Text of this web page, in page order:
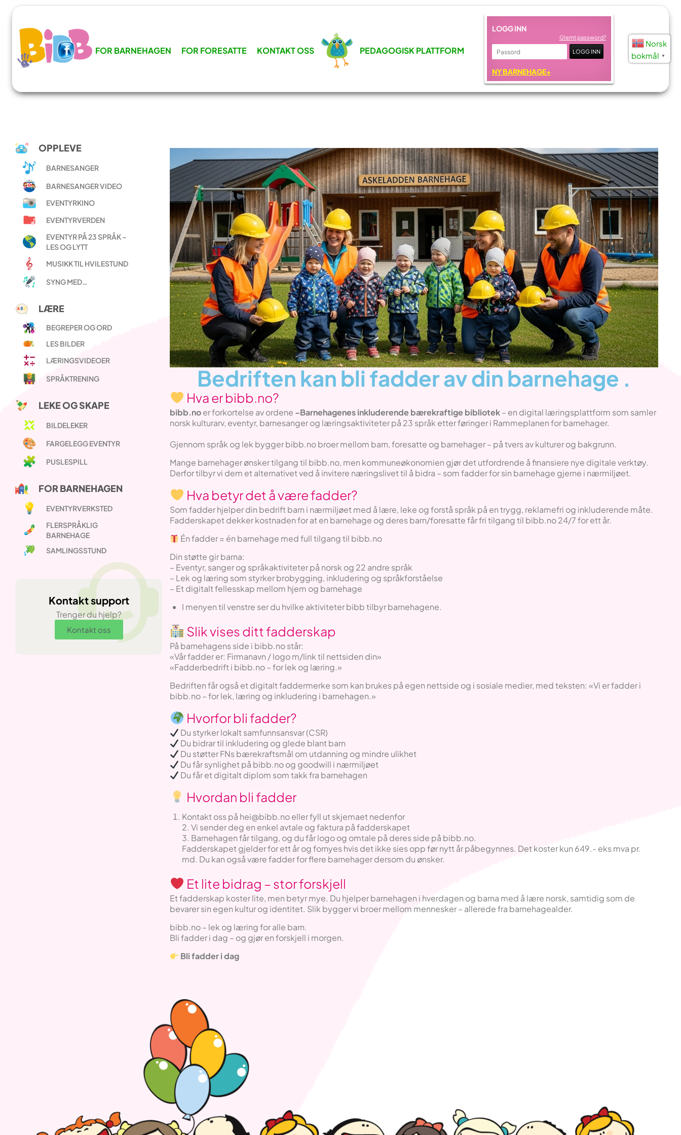
FOR BARNEHAGEN FOR FORESATTE KONTAKT OSS PEDAGOGISK PLATTFORM
LOGG INN
Glemt password?
NY BARNEHAGE+
Norsk
bokmål
▼
OPPLEVE
BARNESANGER
BARNESANGER VIDEO
EVENTYRKINO
EVENTYRVERDEN
EVENTYR PÅ 23 SPRÅK –
LES OG LYTT
MUSIKK TIL HVILESTUND
SYNG MED…
LÆRE
BEGREPER OG ORD
LES BILDER
LÆRINGSVIDEOER
SPRÅKTRENING
LEKE OG SKAPE
BILDELEKER
FARGELEGG EVENTYR
PUSLESPILL
FOR BARNEHAGEN
EVENTYRVERKSTED
FLERSPRÅKLIG
BARNEHAGE
SAMLINGSSTUND
Kontakt support
Trenger du hjelp?
Kontakt oss
Bedriften kan bli fadder av din barnehage .
Hva er bibb.no?
bibb.noer forkortelse av ordene –Barnehagenes inkluderende bærekraftige bibliotek– en digital læringsplattform som samler
norsk kulturarv, eventyr, barnesanger og læringsaktiviteter på 23 språk etter føringer i Rammeplanen for barnehager.
Gjennom språk og lek bygger bibb.no broer mellom barn, foresatte og barnehager – på tvers av kulturer og bakgrunn.
Mange barnehager ønsker tilgang til bibb.no, men kommuneøkonomien gjør det utfordrende å finansiere nye digitale verktøy.
Derfor tilbyr vi dem et alternativet ved å invitere næringslivet til å bidra – som fadder for sin barnehage gjerne i nærmiljøet.
Hva betyr det å være fadder?
Som fadder hjelper din bedrift barn i nærmiljøet med å lære, leke og forstå språk på en trygg, reklamefri og inkluderende måte.
Fadderskapet dekker kostnaden for at en barnehage og deres barn/foresatte får fri tilgang til bibb.no 24/7 for ett år.
Én fadder = én barnehage med full tilgang til bibb.no
Din støtte gir barna:
– Eventyr, sanger og språkaktiviteter på norsk og 22 andre språk
– Lek og læring som styrker brobygging, inkludering og språkforståelse
– Et digitalt fellesskap mellom hjem og barnehage
I menyen til venstre ser du hvilke aktiviteter bibb tilbyr barnehagene.
Slik vises ditt fadderskap
På barnehagens side i bibb.no står:
«Vår fadder er: Firmanavn / logo m/link til nettsiden din»
«Fadderbedrift i bibb.no – for lek og læring.»
Bedriften får også et digitalt faddermerke som kan brukes på egen nettside og i sosiale medier, med teksten: «Vi er fadder i
bibb.no – for lek, læring og inkludering i barnehagen.»
Hvorfor bli fadder?
Du styrker lokalt samfunnsansvar (CSR)
Du bidrar til inkludering og glede blant barn
Du støtter FNs bærekraftsmål om utdanning og mindre ulikhet
Du får synlighet på bibb.no og goodwill i nærmiljøet
Du får et digitalt diplom som takk fra barnehagen
Hvordan bli fadder
Kontakt oss på hei@bibb.no eller fyll ut skjemaet nedenfor
2. Vi sender deg en enkel avtale og faktura på fadderskapet
3. Barnehagen får tilgang, og du får logo og omtale på deres side på bibb.no.
Fadderskapet gjelder for ett år og fornyes hvis det ikke sies opp før nytt år påbegynnes. Det koster kun 649.- eks mva pr.
md. Du kan også være fadder for flere barnehager dersom du ønsker.
Et lite bidrag – stor forskjell
Et fadderskap koster lite, men betyr mye. Du hjelper barnehagen i hverdagen og barna med å lære norsk, samtidig som de
bevarer sin egen kultur og identitet. Slik bygger vi broer mellom mennesker – allerede fra barnehagealder.
bibb.no – lek og læring for alle barn.
Bli fadder i dag – og gjør en forskjell i morgen.
Bli fadder i dag